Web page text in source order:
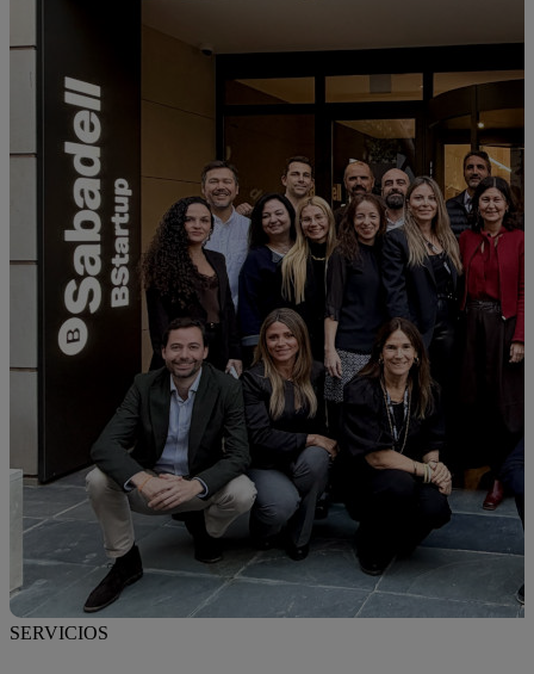
SERVICIOS